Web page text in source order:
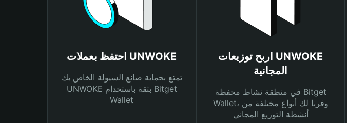
احتفظ بعملات UNWOKE
تمتع بحماية صانع السيولة الخاص بك
UNWOKE بثقة باستخدام Bitget
Wallet
اربح توزيعات UNWOKE
المجانية
في منطقة نشاط محفظة Bitget
Wallet، وفرنا لك أنواع مختلفة من
أنشطة التوزيع المجاني